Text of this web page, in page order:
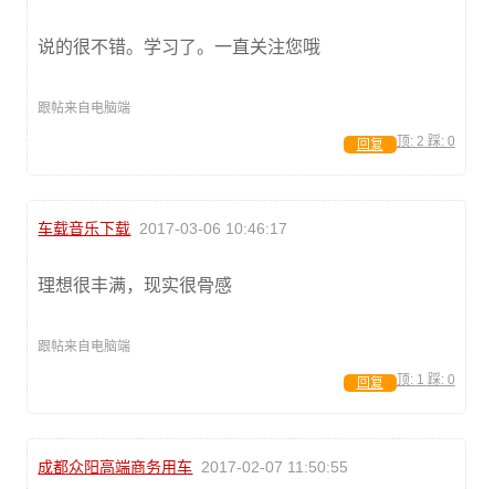
说的很不错。学习了。一直关注您哦
跟帖来自电脑端
顶: 2 踩: 0
回复
车载音乐下载 2017-03-06 10:46:17
理想很丰满，现实很骨感
跟帖来自电脑端
顶: 1 踩: 0
回复
成都众阳高端商务用车 2017-02-07 11:50:55